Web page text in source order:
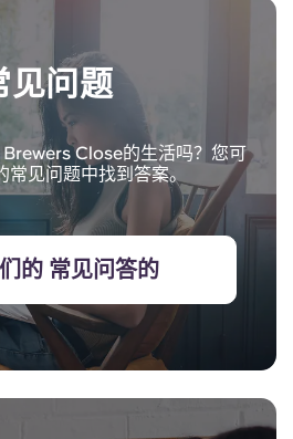
见问题
Close的生活吗？您可
常见问题中找到答案。
的 常见问答的